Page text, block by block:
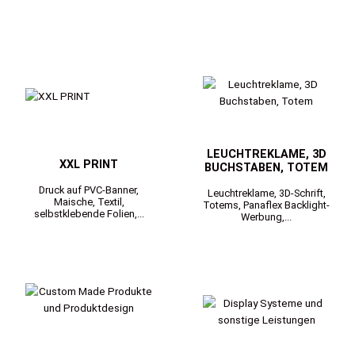
XXL PRINT
Druck auf PVC-Banner,
Maische, Textil,
selbstklebende Folien,...
LEUCHTREKLAME, 3D
BUCHSTABEN, TOTEM
Leuchtreklame, 3D-Schrift,
Totems, Panaflex Backlight-
Werbung,...